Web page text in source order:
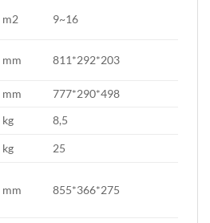
m2 9~16
mm 811*292*203
mm
777*290*498
kg 8,5
kg
25
mm 855*366*275